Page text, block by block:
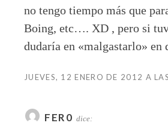
no tengo tiempo más que
Boing, etc…. XD , pero si
dudaría en «malgastarlo» en
JUEVES, 12 ENERO DE 2012 A
FER0 dice: